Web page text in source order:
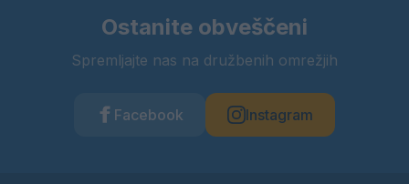
Ostanite obveščeni
Spremljajte nas na družbenih omrežjih
Facebook Instagram